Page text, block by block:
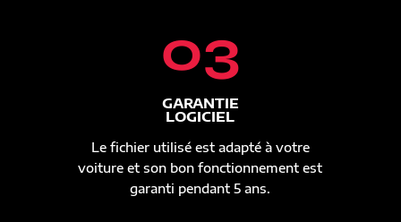
03
GARANTIE
LOGICIEL
Le fichier utilisé est adapté à votre
voiture et son bon fonctionnement est
garanti pendant 5 ans.